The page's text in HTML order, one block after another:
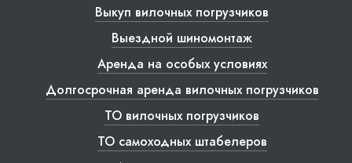
Выкуп вилочных погрузчиков
Выездной шиномонтаж
Аренда на особых условиях
Долгосрочная аренда вилочных погрузчиков
ТО вилочных погрузчиков
ТО самоходных штабелеров